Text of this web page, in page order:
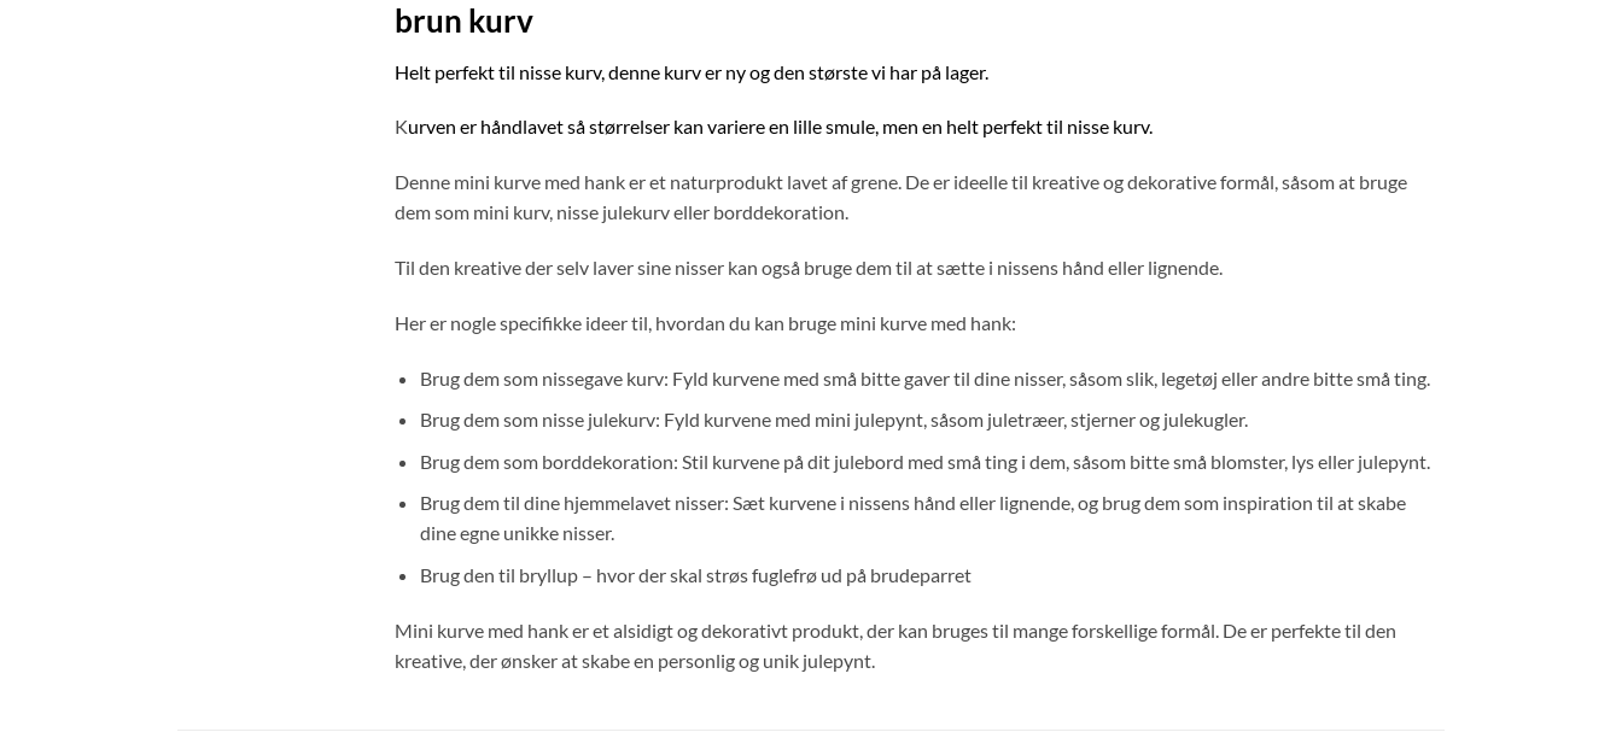
brun kurv
Helt perfekt til nisse kurv, denne kurv er ny og den største vi har på lager.
Kurven er håndlavet så størrelser kan variere en lille smule, men en helt perfekt til nisse kurv.
Denne mini kurve med hank er et naturprodukt lavet af grene. De er ideelle til kreative og dekorative formål, såsom at bruge
dem som mini kurv, nisse julekurv eller borddekoration.
Til den kreative der selv laver sine nisser kan også bruge dem til at sætte i nissens hånd eller lignende.
Her er nogle specifikke ideer til, hvordan du kan bruge mini kurve med hank:
Brug dem som nissegave kurv: Fyld kurvene med små bitte gaver til dine nisser, såsom slik, legetøj eller andre bitte små ting.
Brug dem som nisse julekurv: Fyld kurvene med mini julepynt, såsom juletræer, stjerner og julekugler.
Brug dem som borddekoration: Stil kurvene på dit julebord med små ting i dem, såsom bitte små blomster, lys eller julepynt.
Brug dem til dine hjemmelavet nisser: Sæt kurvene i nissens hånd eller lignende, og brug dem som inspiration til at skabe
dine egne unikke nisser.
Brug den til bryllup – hvor der skal strøs fuglefrø ud på brudeparret
Mini kurve med hank er et alsidigt og dekorativt produkt, der kan bruges til mange forskellige formål. De er perfekte til den
kreative, der ønsker at skabe en personlig og unik julepynt.